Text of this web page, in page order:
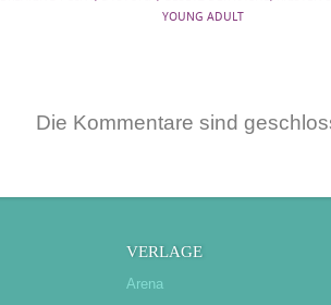
YOUNG ADULT
Die Kommentare sind
VERLAGE
Arena